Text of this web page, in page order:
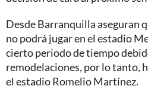
Desde Barranquilla aseguran
no podrá jugar en el estadio
cierto periodo de tiempo
remodelaciones, por lo tanto,
el estadio Romelio Martínez.